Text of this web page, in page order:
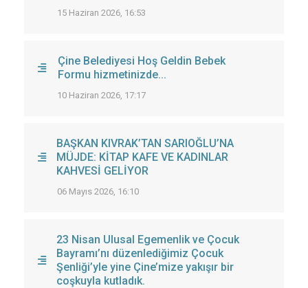
15 Haziran 2026, 16:53
Çine Belediyesi Hoş Geldin Bebek
Formu hizmetinizde...
10 Haziran 2026, 17:17
BAŞKAN KIVRAK’TAN SARIOĞLU’NA
MÜJDE: KİTAP KAFE VE KADINLAR
KAHVESİ GELİYOR
06 Mayıs 2026, 16:10
23 Nisan Ulusal Egemenlik ve Çocuk
Bayramı’nı düzenlediğimiz Çocuk
Şenliği’yle yine Çine’mize yakışır bir
coşkuyla kutladık.